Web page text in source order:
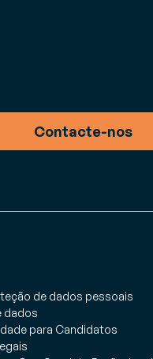
Contacte-nos
de dados pessoais
dados
para Candidatos